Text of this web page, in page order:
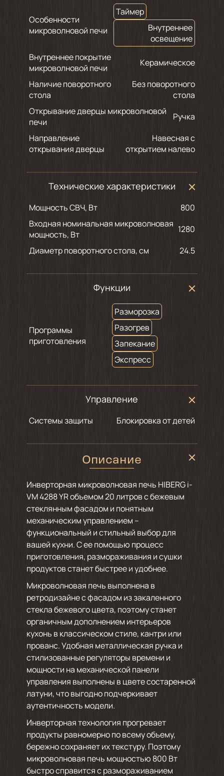
Особенности
микроволновой печи
Таймер
Внутреннее
освещение
Внутреннее покрытие
микроволновой печи
Керамическое
Наличие поворотного
стола
Без поворотного
стола
Открывание дверцы микроволновой
печи
Ручка
Направление
открывания дверцы
Навесная с
открытием налево
Технические характеристики
Мощность СВЧ, Вт
800
Входная номинальная микроволновая
мощность, Вт
1280
Диаметр поворотного стола, см
24.5
Функции
Программы
приготовления
Разморозка
Разогрев
Запекание
Экспресс
Управление
Системы защиты Блокировка от детей
Описание
Инверторная микроволновая печь HIBERG i-
VM 4288 YR объемом 20 литров c бежевым
стеклянным фасадом и понятным
механическим управлением –
функциональный и стильный выбор для
вашей кухни. С ее помощью процесс
приготовления, размораживания и сушки
продуктов станет быстрее и удобнее.
Микроволновая печь выполнена в
ретродизайне с фасадом из закаленного
стекла бежевого цвета, поэтому станет
органичным дополнением интерьеров
кухонь в классическом стиле, кантри или
прованс. Удобная металлическая ручка и
стилизованные регуляторы времени и
мощности на механической панели
управления выполнены в цвете состаренной
латуни, что выгодно подчеркивает
аутентичность модели.
Инверторная технология прогревает
продукты равномерно по всему объему,
бережно сохраняет их текстуру. Поэтому
микроволновая печь мощностью 800 Вт
быстро справится с размораживанием